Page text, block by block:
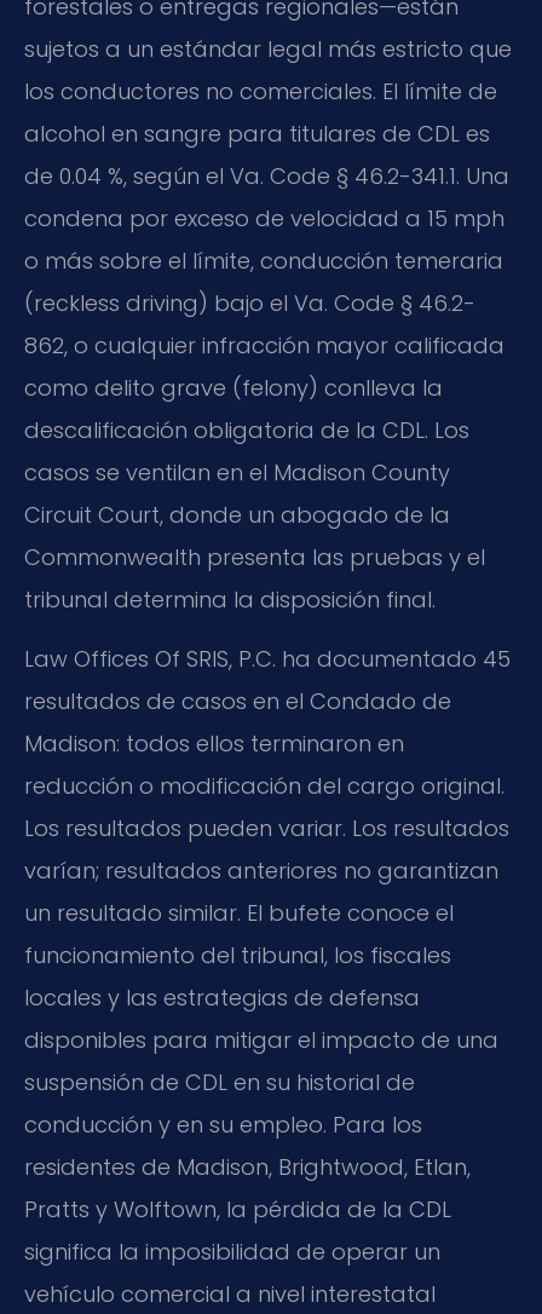
forestales o entregas regionales—están
sujetos a un estándar legal más estricto que
los conductores no comerciales. El límite de
alcohol en sangre para titulares de CDL es
de 0.04 %, según el Va. Code § 46.2-341.1. Una
condena por exceso de velocidad a 15 mph
o más sobre el límite, conducción temeraria
(reckless driving) bajo el Va. Code § 46.2-
862, o cualquier infracción mayor calificada
como delito grave (felony) conlleva la
descalificación obligatoria de la CDL. Los
casos se ventilan en el Madison County
Circuit Court, donde un abogado de la
Commonwealth presenta las pruebas y el
tribunal determina la disposición final.
Law Offices Of SRIS, P.C. ha documentado 45
resultados de casos en el Condado de
Madison: todos ellos terminaron en
reducción o modificación del cargo original.
Los resultados pueden variar. Los resultados
varían; resultados anteriores no garantizan
un resultado similar. El bufete conoce el
funcionamiento del tribunal, los fiscales
locales y las estrategias de defensa
disponibles para mitigar el impacto de una
suspensión de CDL en su historial de
conducción y en su empleo. Para los
residentes de Madison, Brightwood, Etlan,
Pratts y Wolftown, la pérdida de la CDL
significa la imposibilidad de operar un
vehículo comercial a nivel interestatal